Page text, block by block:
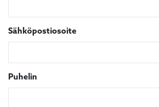
ja
pyyhkäisyliikkeitä.
Sähköpostiosoite
Puhelin